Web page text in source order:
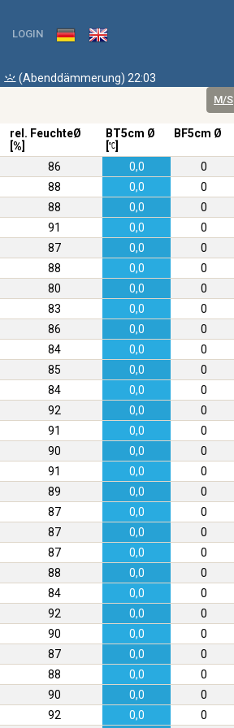
LOGIN
(Abenddämmerung) 22:03
M/S
rel. FeuchteØ
[%]
BT5cm Ø
BF5cm Ø
86 0,0 0
88 0,0 0
88 0,0 0
91 0,0 0
87 0,0 0
88 0,0 0
80 0,0 0
83 0,0 0
86 0,0 0
84 0,0 0
85 0,0 0
84 0,0 0
92 0,0 0
91 0,0 0
90 0,0 0
91 0,0 0
89 0,0 0
87 0,0 0
87 0,0 0
87 0,0 0
88 0,0 0
84 0,0 0
92 0,0 0
90 0,0 0
87 0,0 0
88 0,0 0
90 0,0 0
92 0,0 0